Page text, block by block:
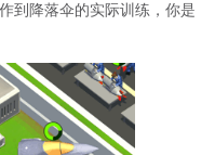
到降落伞的实际训练，你是